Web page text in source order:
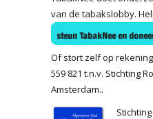
van de tabakslobby.
Of stort zelf op
559 821 t.n.v. Stichting
Amsterdam..